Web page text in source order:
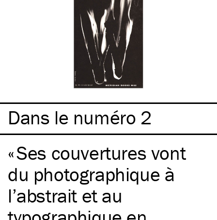
Dans le numéro 2
Ses couvertures vont
du photographique à
l’abstrait et au